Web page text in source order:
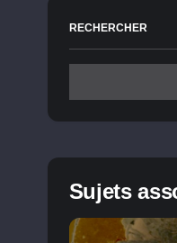
RECHERCHER
Sujets